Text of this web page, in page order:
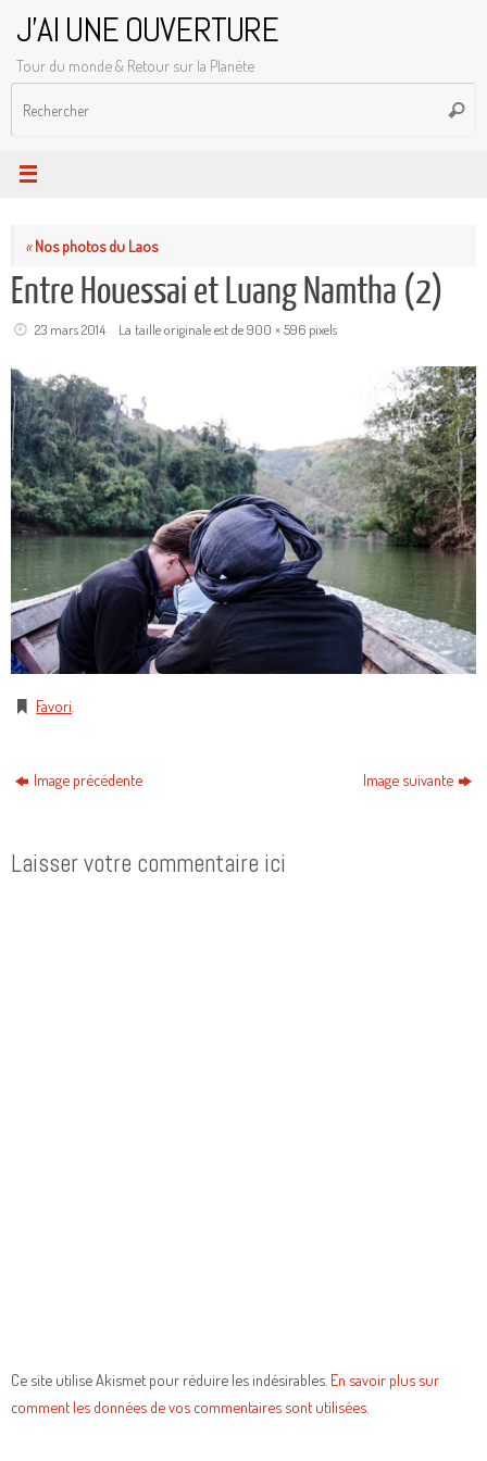
contenu
J'AI UNE OUVERTURE
Tour du monde & Retour sur la Planète
«Nos photos du Laos
Entre Houessai et Luang Namtha (2)
23 mars 2014 La taille originale est de900 × 596pixels
Favori
Image précédente Image suivante
Laisser votre commentaire ici
Ce site utilise Akismet pour réduire les indésirables. En savoir plus sur
comment les données de vos commentaires sont utilisées